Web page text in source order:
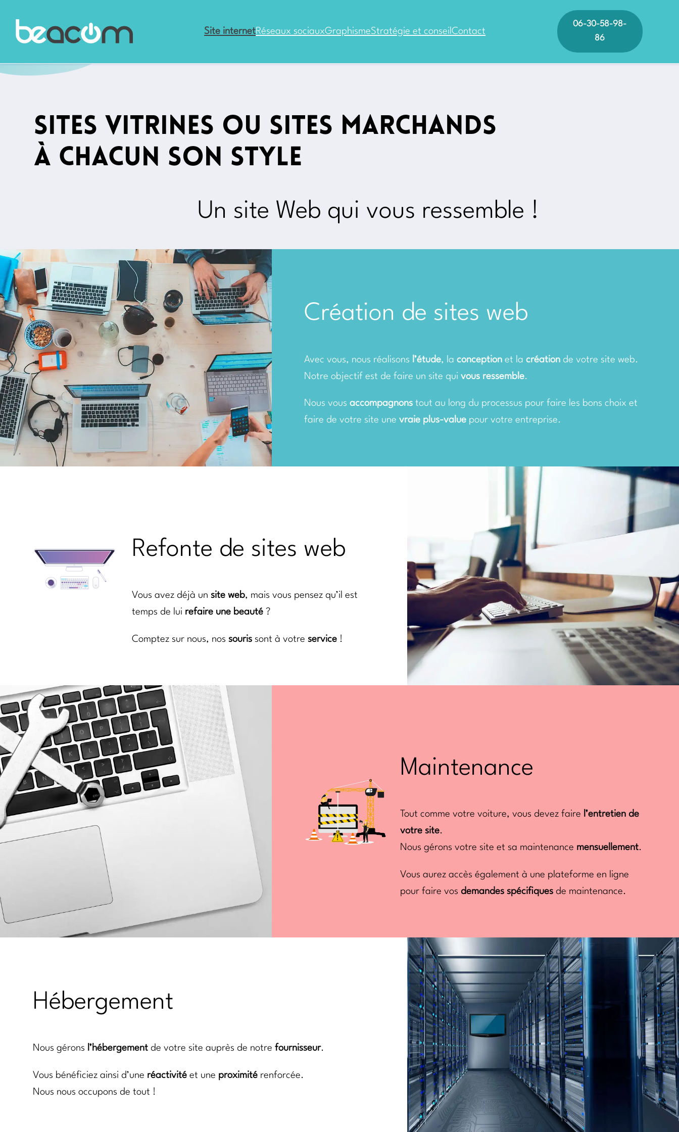
contenu
Site internetRéseaux sociauxGraphismeStratégie et conseilContact
06-30-58-98-
86
Sites vitrines ou sites marchands
à chacun son style
Un site Web qui vous ressemble !
Création de sites web
Avec vous, nous réalisons l’étude, laconceptionet lacréation de votre site web.
Notre objectif est de faire un site quivous ressemble.
Nous vousaccompagnonstout au long du processus pour faire les bons choix et
faire de votre site unevraie plus-value pour votre entreprise.
Refonte de sites web
Vous avez déjà un site web, mais vous pensez qu’il est
temps de lui refaire une beauté?
Comptez sur nous, nos souris sont à votre service!
Maintenance
Tout comme votre voiture, vous devez faire l’entretien de
votre site.
Nous gérons votre site et sa maintenance mensuellement.
Vous aurez accès également à une plateforme en ligne
pour faire vos demandes spécifiquesde maintenance.
Hébergement
Nous gérons l’hébergement de votre site auprès de notre fournisseur.
Vous bénéficiez ainsi d’une réactivité et une proximité renforcée.
Nous nous occupons de tout !